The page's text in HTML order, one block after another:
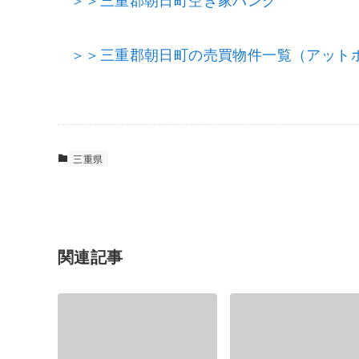
＞＞三重郡朝日町の売買物件一覧（アット
三重県
関連記事